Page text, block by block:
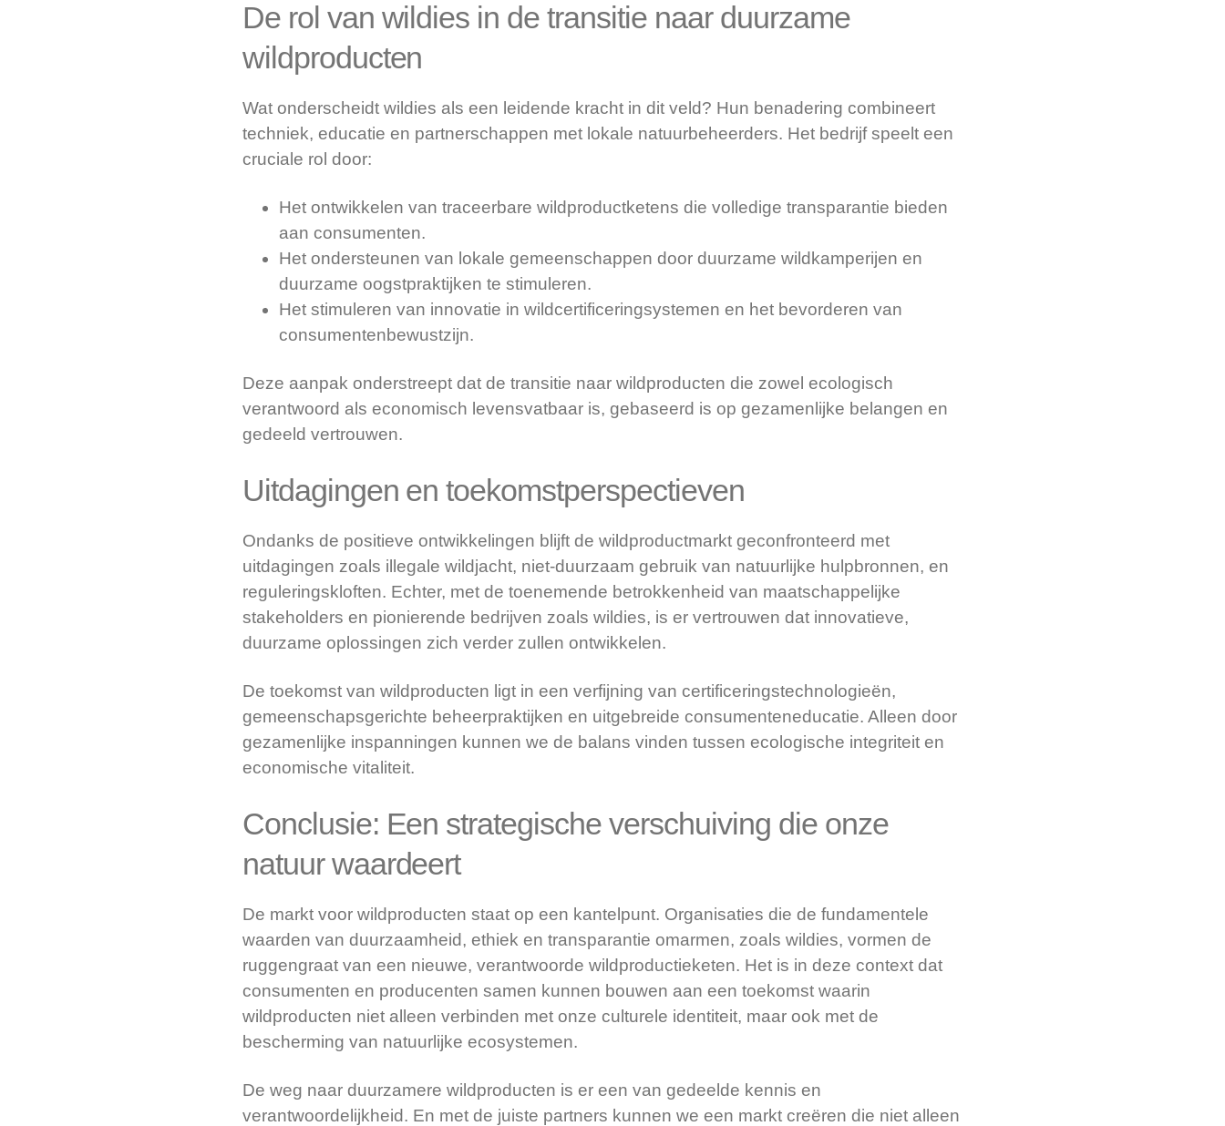
De rol van wildies in de transitie naar duurzame
wildproducten
Wat onderscheidt wildies als een leidende kracht in dit veld? Hun benadering combineert
techniek, educatie en partnerschappen met lokale natuurbeheerders. Het bedrijf speelt een
cruciale rol door:
Het ontwikkelen van traceerbare wildproductketens die volledige transparantie bieden
aan consumenten.
Het ondersteunen van lokale gemeenschappen door duurzame wildkamperijen en
duurzame oogstpraktijken te stimuleren.
Het stimuleren van innovatie in wildcertificeringsystemen en het bevorderen van
consumentenbewustzijn.
Deze aanpak onderstreept dat de transitie naar wildproducten die zowel ecologisch
verantwoord als economisch levensvatbaar is, gebaseerd is op gezamenlijke belangen en
gedeeld vertrouwen.
Uitdagingen en toekomstperspectieven
Ondanks de positieve ontwikkelingen blijft de wildproductmarkt geconfronteerd met
uitdagingen zoals illegale wildjacht, niet-duurzaam gebruik van natuurlijke hulpbronnen, en
reguleringskloften. Echter, met de toenemende betrokkenheid van maatschappelijke
stakeholders en pionierende bedrijven zoals wildies, is er vertrouwen dat innovatieve,
duurzame oplossingen zich verder zullen ontwikkelen.
De toekomst van wildproducten ligt in een verfijning van certificeringstechnologieën,
gemeenschapsgerichte beheerpraktijken en uitgebreide consumenteneducatie. Alleen door
gezamenlijke inspanningen kunnen we de balans vinden tussen ecologische integriteit en
economische vitaliteit.
Conclusie: Een strategische verschuiving die onze
natuur waardeert
De markt voor wildproducten staat op een kantelpunt. Organisaties die de fundamentele
waarden van duurzaamheid, ethiek en transparantie omarmen, zoals wildies, vormen de
ruggengraat van een nieuwe, verantwoorde wildproductieketen. Het is in deze context dat
consumenten en producenten samen kunnen bouwen aan een toekomst waarin
wildproducten niet alleen verbinden met onze culturele identiteit, maar ook met de
bescherming van natuurlijke ecosystemen.
De weg naar duurzamere wildproducten is er een van gedeelde kennis en
verantwoordelijkheid. En met de juiste partners kunnen we een markt creëren die niet alleen